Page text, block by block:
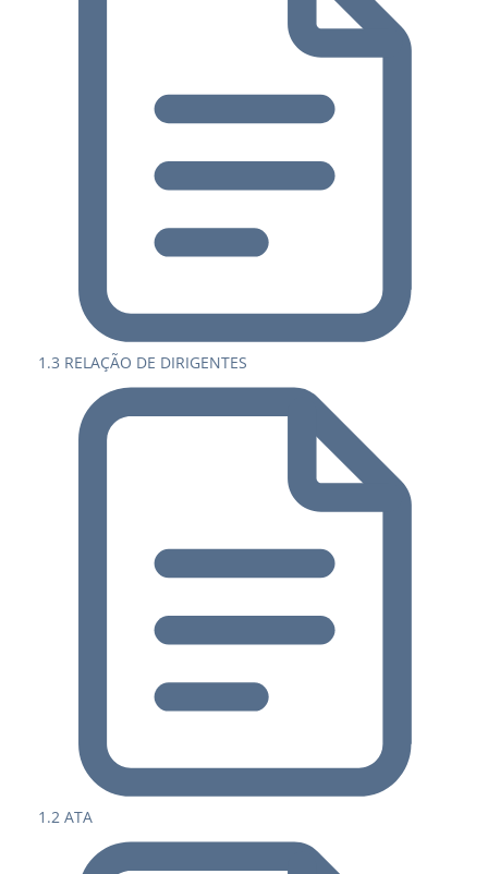
1.3 RELAÇÃO DE DIRIGENTES
1.2 ATA